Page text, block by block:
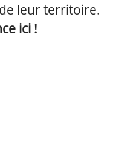
leur territoire.
ici !